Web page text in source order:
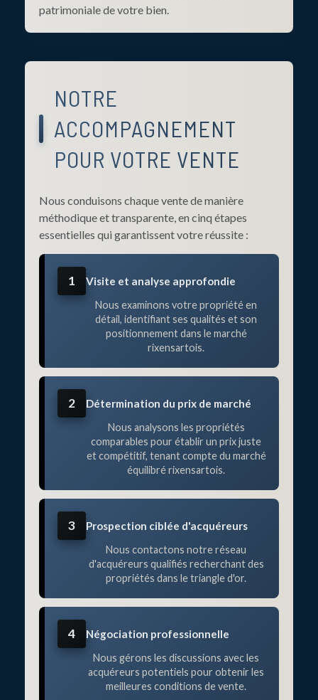
patrimoniale de votre bien.
NOTRE
ACCOMPAGNEMENT
POUR VOTRE VENTE
Nous conduisons chaque vente de manière
méthodique et transparente, en cinq étapes
essentielles qui garantissent votre réussite :
1 Visite et analyse approfondie
Nous examinons votre propriété en
détail, identifiant ses qualités et son
positionnement dans le marché
rixensartois.
2 Détermination du prix de marché
Nous analysons les propriétés
comparables pour établir un prix juste
et compétitif, tenant compte du marché
équilibré rixensartois.
3 Prospection ciblée d'acquéreurs
Nous contactons notre réseau
d'acquéreurs qualifiés recherchant des
propriétés dans le triangle d'or.
4 Négociation professionnelle
Nous gérons les discussions avec les
acquéreurs potentiels pour obtenir les
meilleures conditions de vente.